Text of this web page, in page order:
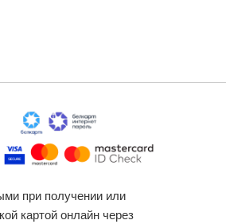
при получении или
картой онлайн через